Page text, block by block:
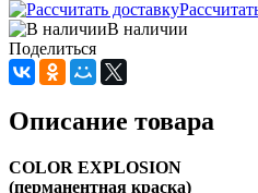
В наличии
Поделиться
Описание товара
COLOR EXPLOSION
(перманентная краска)